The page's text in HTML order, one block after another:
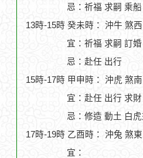
忌：祈福 求嗣 乘船
13時-15時 癸未時： 沖牛 煞
宜：祈福 求嗣 訂
忌：赴任 出行
15時-17時 甲申時： 沖虎 煞
宜：赴任 出行 求
忌：修造 動土 白
17時-19時 乙酉時： 沖兔 煞
宜：